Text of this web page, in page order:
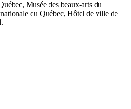
Musée des beaux-arts du
du Québec, Hôtel de ville de